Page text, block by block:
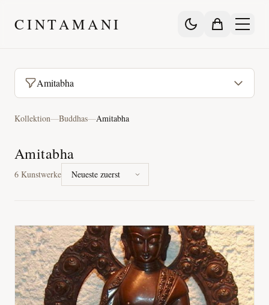
CINTAMANI
Amitabha
Kollektion—Buddhas—Amitabha
Amitabha
6 Kunstwerke